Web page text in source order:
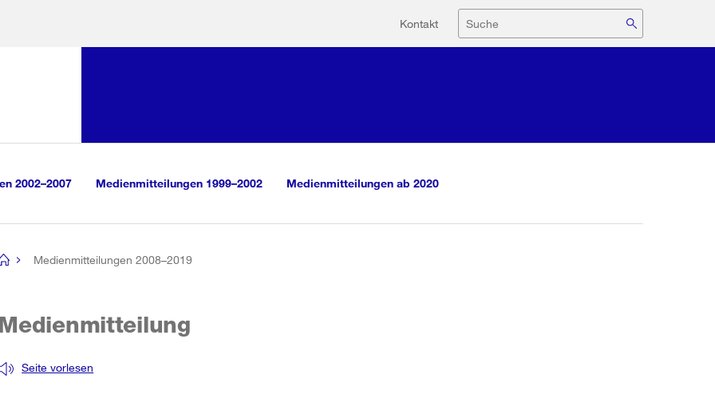
Hilfsnavigation
Kontakt Suche
2002–2007 Medienmitteilungen 1999–2002 Medienmitteilungen ab 2020
Medienmitteilungen 2008–2019
Seite vorlesen